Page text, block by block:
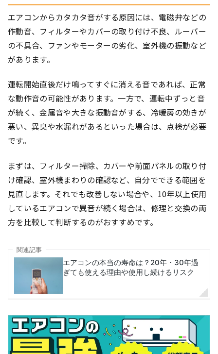
エアコンからカタカタ音がする原因には、電磁弁などの
作動音、フィルターやカバーの取り付け不良、ルーバー
の不具合、ファンやモーターの劣化、室外機の振動など
があります。
運転開始直後だけ鳴ってすぐに消える音であれば、正常
な動作音の可能性があります。一方で、運転中ずっと音
が続く、金属音や大きな振動音がする、冷暖房の効きが
悪い、異臭や水漏れがあるといった場合は、点検が必要
です。
まずは、フィルター掃除、カバーや前面パネルの取り付
け確認、室外機まわりの確認など、自分でできる範囲を
見直します。それでも改善しない場合や、10年以上使用
しているエアコンで異音が続く場合は、修理と交換の両
方を比較して判断するのがおすすめです。